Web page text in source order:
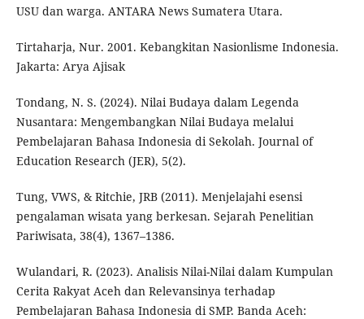
USU dan warga. ANTARA News Sumatera Utara.
Tirtaharja, Nur. 2001. Kebangkitan Nasionlisme Indonesia.
Jakarta: Arya Ajisak
Tondang, N. S. (2024). Nilai Budaya dalam Legenda
Nusantara: Mengembangkan Nilai Budaya melalui
Pembelajaran Bahasa Indonesia di Sekolah. Journal of
Education Research (JER), 5(2).
Tung, VWS, & Ritchie, JRB (2011). Menjelajahi esensi
pengalaman wisata yang berkesan. Sejarah Penelitian
Pariwisata, 38(4), 1367–1386.
Wulandari, R. (2023). Analisis Nilai-Nilai dalam Kumpulan
Cerita Rakyat Aceh dan Relevansinya terhadap
Pembelajaran Bahasa Indonesia di SMP. Banda Aceh: